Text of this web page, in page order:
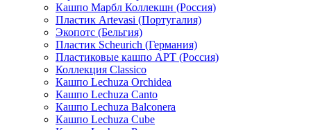
Кашпо Марбл Коллекшн (Россия)
Пластик Artevasi (Португалия)
Экопотс (Бельгия)
Пластик Scheurich (Германия)
Пластиковые кашпо АРТ (Россия)
Коллекция Classico
Кашпо Lechuza Orchidea
Кашпо Lechuza Canto
Кашпо Lechuza Balconera
Кашпо Lechuza Cube